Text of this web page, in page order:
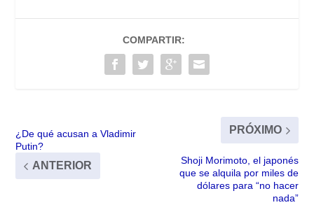
COMPARTIR:
¿De qué acusan a Vladimir
Putin?
ANTERIOR
PRÓXIMO
Shoji Morimoto, el japonés
que se alquila por miles de
dólares para “no hacer
nada”